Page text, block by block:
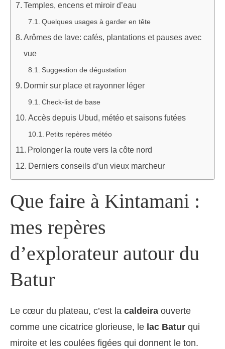
Temples, encens et miroir d’eau
Quelques usages à garder en tête
Arômes de lave: cafés, plantations et pauses avec
vue
Suggestion de dégustation
Dormir sur place et rayonner léger
Check-list de base
Accès depuis Ubud, météo et saisons futées
Petits repères météo
Prolonger la route vers la côte nord
Derniers conseils d’un vieux marcheur
Que faire à Kintamani :
mes repères
d’explorateur autour du
Batur
Le cœur du plateau, c’est la caldeira ouverte
comme une cicatrice glorieuse, le lac Batur qui
miroite et les coulées figées qui donnent le ton.